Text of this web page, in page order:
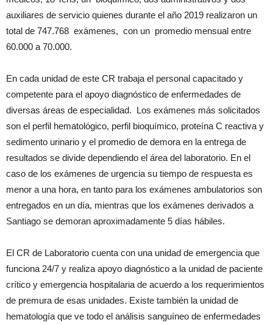
auxiliares de servicio quienes durante el año 2019 realizaron un
total de 747.768 exámenes, con un promedio mensual entre
60.000 a 70.000.
En cada unidad de este CR trabaja el personal capacitado y
competente para el apoyo diagnóstico de enfermedades de
diversas áreas de especialidad. Los exámenes más solicitados
son el perfil hematológico, perfil bioquímico, proteína C reactiva y
sedimento urinario y el promedio de demora en la entrega de
resultados se divide dependiendo el área del laboratorio. En el
caso de los exámenes de urgencia su tiempo de respuesta es
menor a una hora, en tanto para los exámenes ambulatorios son
entregados en un día, mientras que los exámenes derivados a
Santiago se demoran aproximadamente 5 días hábiles.
El CR de Laboratorio cuenta con una unidad de emergencia que
funciona 24/7 y realiza apoyo diagnóstico a la unidad de paciente
crítico y emergencia hospitalaria de acuerdo a los requerimientos
de premura de esas unidades. Existe también la unidad de
hematología que ve todo el análisis sanguíneo de enfermedades